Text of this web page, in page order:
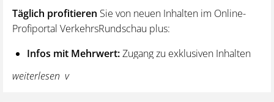
Täglich profitieren Sie von neuen Inhalten im Online-
Profiportal VerkehrsRundschau plus:
Infos mit Mehrwert:Zugang zu exklusiven Inhalten
und Hintergrundwissen – von aktuellen Regelungen
wie z. B. bei den Lenk- und Ruhezeiten,
weiterlesen